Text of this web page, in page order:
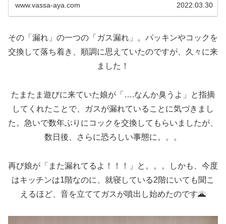
www.vassa-aya.com 2022.03.30
その「漏れ」の一つの「ガス漏れ」。パッキンやコックを
交換して落ち着き、順調に思えていたのですが、久々に来
ました！
たまたま遊びに来ていた娘が「….なんか臭うよ」と指摘
してくれたことで、ガスが漏れていることに気づきまし
た。急いで数年ぶりにコックを交換してもらいましたが、
数日後、さらに恐ろしい事態に。。。
再び娘が「また漏れてるよ！！！」と。。。しかも、今度
はキッチンは1階なのに、就寝している2階にいても聞こ
えるほど、音を立ててガスが噴出し始めたのです🌋